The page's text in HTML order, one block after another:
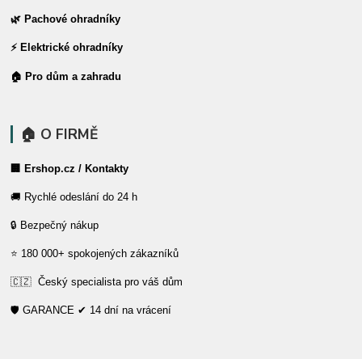
🌿 Pachové ohradníky
⚡ Elektrické ohradníky
🏠 Pro dům a zahradu
🏠 O FIRMĚ
🏢 Ershop.cz / Kontakty
🚚 Rychlé odeslání do 24 h
🔒 Bezpečný nákup
⭐ 180 000+ spokojených zákazníků
🇨🇿 Český specialista pro váš dům
🛡️ GARANCE ✔ 14 dní na vrácení